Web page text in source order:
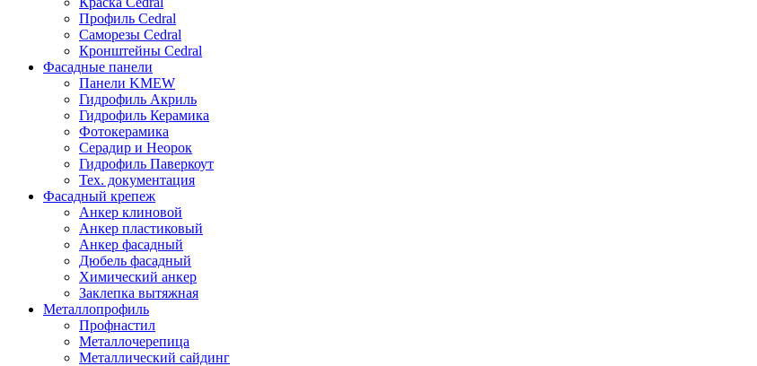
Профиль Cedral
Саморезы Cedral
Кронштейны Cedral
Фасадные панели
Панели KMEW
Гидрофиль Акриль
Гидрофиль Керамика
Фотокерамика
Серадир и Неорок
Гидрофиль Паверкоут
Тех. документация
Фасадный крепеж
Анкер клиновой
Анкер пластиковый
Анкер фасадный
Дюбель фасадный
Химический анкер
Заклепка вытяжная
Металлопрофиль
Профнастил
Металлочерепица
Металлический сайдинг